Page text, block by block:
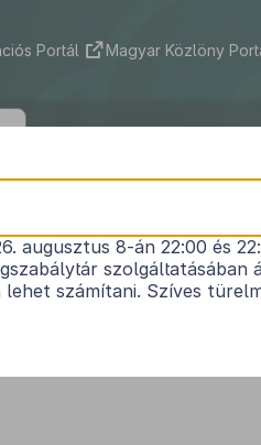
Portál Magyar Közlöny
1999. évi CXX.
jogszabályok
Hatályos: 2007. 07. 01. – 2017.
augusztus 8-án 22:00 és
szolgáltatásában
lehet számítani. Szíves